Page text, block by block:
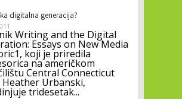
digitalna generacija?
Writing and the Digital
Essays on New Media
koji je priredila
na američkom
Central Connecticut
Heather Urbanski,
tridesetak...